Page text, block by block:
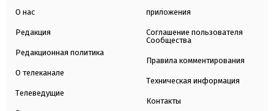
О нас
Редакция
Редакционная политика
О телеканале
Телеведущие
приложения
Соглашение пользователя
Сообщества
Правила комментирования
Техническая информация
Контакты